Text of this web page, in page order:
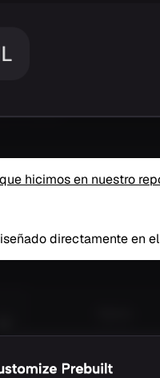
hicimos en nuestro
directamente en